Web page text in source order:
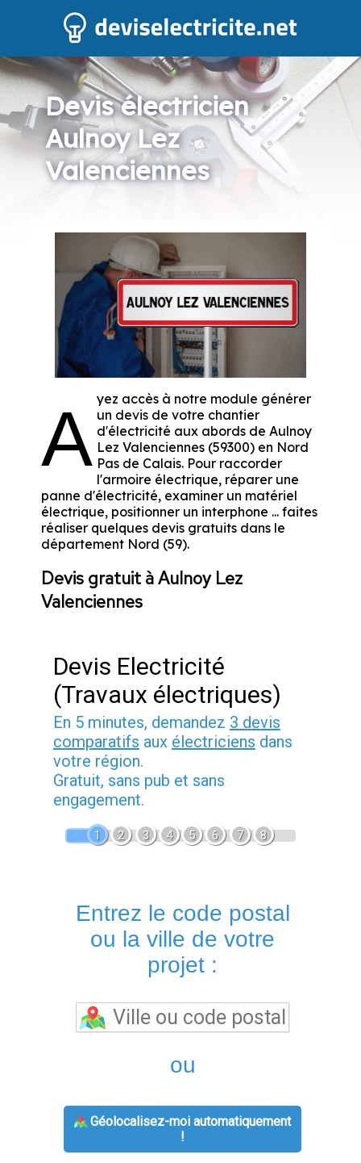
Devis électricien
Aulnoy Lez
Valenciennes
A yez accès à notre module générer
un devis de votre chantier
d'électricité aux abords de Aulnoy
Lez Valenciennes (59300) en Nord
Pas de Calais. Pour raccorder
l'armoire électrique, réparer une
panne d'électricité, examiner un matériel
électrique, positionner un interphone ... faites
réaliser quelques devis gratuits dans le
département Nord (59).
Devis gratuit à Aulnoy Lez
Valenciennes
Devis Electricité
(Travaux électriques)
En 5 minutes, demandez 3 devis
comparatifs aux électriciens dans
votre région.
Gratuit, sans pub et sans
engagement.
1 2 3 4 5 6 7 8
Entrez le code postal
ou la ville de votre
projet :
ou
Géolocalisez-moi automatiquement
!